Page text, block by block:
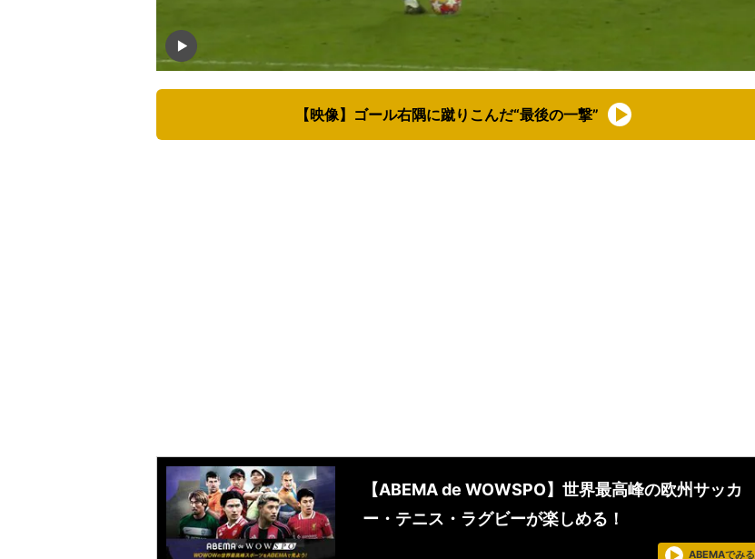
【映像】ゴール右隅に蹴りこんだ“最後の一撃”
【ABEMA de WOWSPO】世界最高峰の欧州サッカ
ー・テニス・ラグビーが楽しめる！
ABEMAでみる